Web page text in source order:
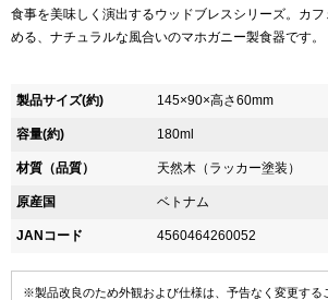
食事を美味しく演出するウッドブレスシリーズ。カ
める、ナチュラルな風合いのマホガニー製食器です。
製品サイズ(約) 145×90×高さ60mm
容量(約) 180ml
材質（品質） 天然木（ラッカー塗装）
原産国 ベトナム
JANコード 4560464260052
※製品改良のため外観および仕様は、予告なく変更する